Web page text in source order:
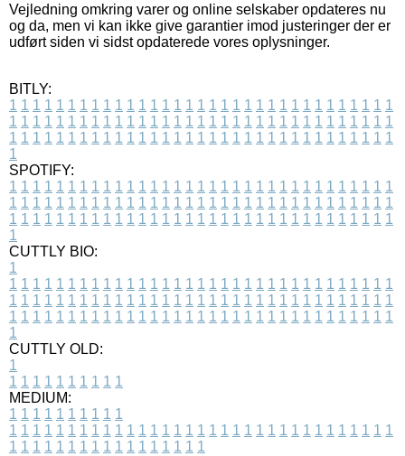
Vejledning omkring varer og online selskaber opdateres nu
og da, men vi kan ikke give garantier imod justeringer der er
udført siden vi sidst opdaterede vores oplysninger.
BITLY:
1 1 1 1 1 1 1 1 1 1 1 1 1 1 1 1 1 1 1 1 1 1 1 1 1 1 1 1 1 1 1 1 1
1 1 1 1 1 1 1 1 1 1 1 1 1 1 1 1 1 1 1 1 1 1 1 1 1 1 1 1 1 1 1 1 1
1 1 1 1 1 1 1 1 1 1 1 1 1 1 1 1 1 1 1 1 1 1 1 1 1 1 1 1 1 1 1 1 1
1
SPOTIFY:
1 1 1 1 1 1 1 1 1 1 1 1 1 1 1 1 1 1 1 1 1 1 1 1 1 1 1 1 1 1 1 1 1
1 1 1 1 1 1 1 1 1 1 1 1 1 1 1 1 1 1 1 1 1 1 1 1 1 1 1 1 1 1 1 1 1
1 1 1 1 1 1 1 1 1 1 1 1 1 1 1 1 1 1 1 1 1 1 1 1 1 1 1 1 1 1 1 1 1
1
CUTTLY BIO:
1
1 1 1 1 1 1 1 1 1 1 1 1 1 1 1 1 1 1 1 1 1 1 1 1 1 1 1 1 1 1 1 1 1
1 1 1 1 1 1 1 1 1 1 1 1 1 1 1 1 1 1 1 1 1 1 1 1 1 1 1 1 1 1 1 1 1
1 1 1 1 1 1 1 1 1 1 1 1 1 1 1 1 1 1 1 1 1 1 1 1 1 1 1 1 1 1 1 1 1
1
CUTTLY OLD:
1
1 1 1 1 1 1 1 1 1 1
MEDIUM:
1 1 1 1 1 1 1 1 1 1
1 1 1 1 1 1 1 1 1 1 1 1 1 1 1 1 1 1 1 1 1 1 1 1 1 1 1 1 1 1 1 1 1
1 1 1 1 1 1 1 1 1 1 1 1 1 1 1 1 1